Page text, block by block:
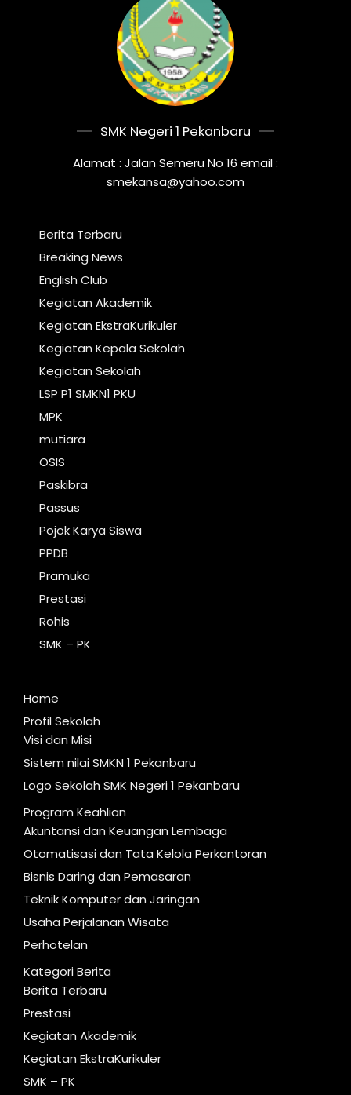
SMK Negeri 1 Pekanbaru
Alamat : Jalan Semeru No 16 email :
smekansa@yahoo.com
Berita Terbaru
Breaking News
English Club
Kegiatan Akademik
Kegiatan EkstraKurikuler
Kegiatan Kepala Sekolah
Kegiatan Sekolah
LSP P1 SMKN1 PKU
MPK
mutiara
OSIS
Paskibra
Passus
Pojok Karya Siswa
PPDB
Pramuka
Prestasi
Rohis
SMK – PK
Home
Profil Sekolah
Visi dan Misi
Sistem nilai SMKN 1 Pekanbaru
Logo Sekolah SMK Negeri 1 Pekanbaru
Program Keahlian
Akuntansi dan Keuangan Lembaga
Otomatisasi dan Tata Kelola Perkantoran
Bisnis Daring dan Pemasaran
Teknik Komputer dan Jaringan
Usaha Perjalanan Wisata
Perhotelan
Kategori Berita
Berita Terbaru
Prestasi
Kegiatan Akademik
Kegiatan EkstraKurikuler
SMK – PK